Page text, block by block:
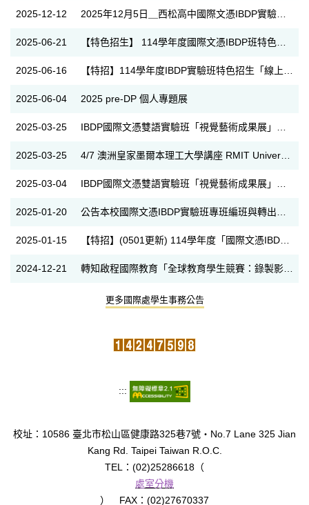
2025-12-12 2025年12月5日＿西松高中國際文憑IBDP實驗班招生說明會 錄影檔
2025-06-21 【特色招生】 114學年度國際文憑IBDP班特色招生試場分配表
2025-06-16 【特招】114學年度IBDP實驗班特色招生「線上報名」、「選填志願」步驟說明
2025-06-04 2025 pre-DP 個人專題展
2025-03-25 IBDP國際文憑雙語實驗班「視覺藝術成果展」圓滿落成（內附成果影片）
2025-03-25 4/7 澳洲皇家墨爾本理工大學講座 RMIT University
2025-03-04 IBDP國際文憑雙語實驗班「視覺藝術成果展」，歡迎校內外夥伴參與
2025-01-20 公告本校國際文憑IBDP實驗班專班編班與轉出、轉入辦法1140120
2025-01-15 【特招】(0501更新) 114學年度「國際文憑IBDP雙語實驗班」特色招生簡章
2024-12-21 轉知啟程國際教育「全球教育學生競賽：錄製影片及小論文」訊息(國、高中適用)
更多國際處學生事務公告
:::
校址：10586 臺北市松山區健康路325巷7號‧No.7 Lane 325 Jian
Kang Rd. Taipei Taiwan R.O.C.
TEL：(02)25286618（
處室分機
） FAX：(02)27670337